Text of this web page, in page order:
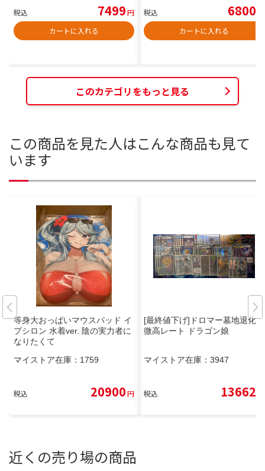
税込 7499円
カートに入れる
税込 6800
カートに入れる
このカテゴリをもっと見る
この商品を見た人はこんな商品も見て
います
等身大おっぱいマウスパッド イ
プシロン 水着ver. 陰の実力者に
なりたくて
マイストア在庫： 1759
税込 20900円
[最終値下げ]ドロマー墓地退化
微高レート ドラゴン娘
マイストア在庫： 3947
税込 13662
近くの売り場の商品